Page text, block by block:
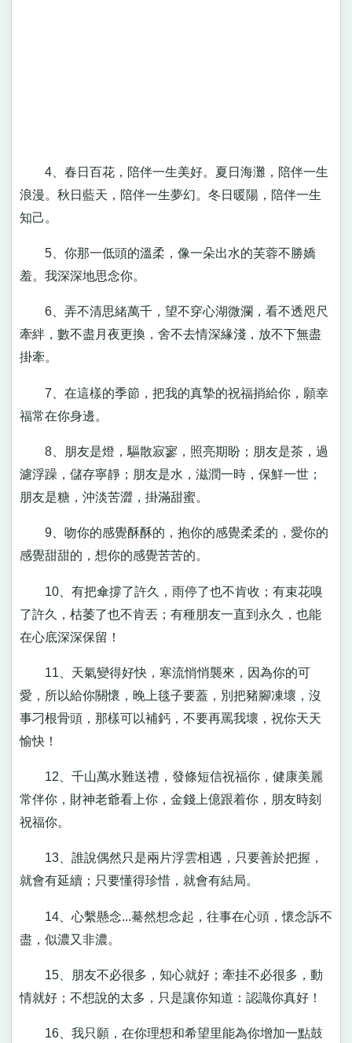
4、春日百花，陪伴一生美好。夏日海灘，陪伴一生
浪漫。秋日藍天，陪伴一生夢幻。冬日暖陽，陪伴一生
知己。
5、你那一低頭的溫柔，像一朵出水的芙蓉不勝嬌
羞。我深深地思念你。
6、弄不清思緒萬千，望不穿心湖微瀾，看不透咫尺
牽絆，數不盡月夜更換，舍不去情深緣淺，放不下無盡
掛牽。
7、在這樣的季節，把我的真摯的祝福捎給你，願幸
福常在你身邊。
8、朋友是燈，驅散寂寥，照亮期盼；朋友是茶，過
濾浮躁，儲存寧靜；朋友是水，滋潤一時，保鮮一世；
朋友是糖，沖淡苦澀，掛滿甜蜜。
9、吻你的感覺酥酥的，抱你的感覺柔柔的，愛你的
感覺甜甜的，想你的感覺苦苦的。
10、有把傘撐了許久，雨停了也不肯收；有束花嗅
了許久，枯萎了也不肯丟；有種朋友一直到永久，也能
在心底深深保留！
11、天氣變得好快，寒流悄悄襲來，因為你的可
愛，所以給你關懷，晚上毯子要蓋，別把豬腳凍壞，沒
事刁根骨頭，那樣可以補鈣，不要再罵我壞，祝你天天
愉快！
12、千山萬水難送禮，發條短信祝福你，健康美麗
常伴你，財神老爺看上你，金錢上億跟着你，朋友時刻
祝福你。
13、誰說偶然只是兩片浮雲相遇，只要善於把握，
就會有延續；只要懂得珍惜，就會有結局。
14、心繫懸念...驀然想念起，往事在心頭，懷念訴不
盡，似濃又非濃。
15、朋友不必很多，知心就好；牽挂不必很多，動
情就好；不想說的太多，只是讓你知道：認識你真好！
16、我只願，在你理想和希望里能為你增加一點鼓